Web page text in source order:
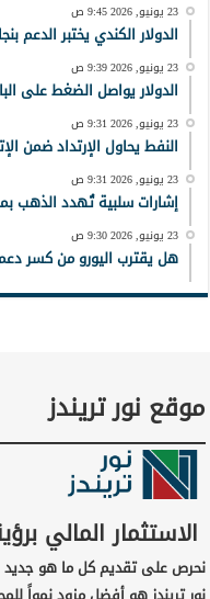
23 يونيو, 2026 9:45 ص
الدولار الكندي يختبر الدعم بنجاح 23-6-
23 يونيو, 2026 9:39 ص
الدولار يواصل الضغط على الباوند…
23 يونيو, 2026 9:31 ص
النفط يحاول الإرتداد ضمن الإتجاة
23 يونيو, 2026 9:31 ص
إشارات سلبية تُهدد الذهب بمزيد
23 يونيو, 2026 9:30 ص
هل يقترب اليورو من كسر دعم جديد؟
موقع نور تريندز
الاستثمار المالي
نحرص على تقديم كل ما هو جديد